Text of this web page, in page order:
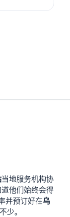
当地服务机构协
他们始终会得
并预订好在乌
少。